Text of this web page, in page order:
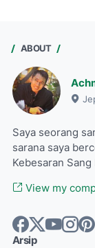
ABOUT
Saya seorang
sarana saya
Kebesaran
View my
Arsip